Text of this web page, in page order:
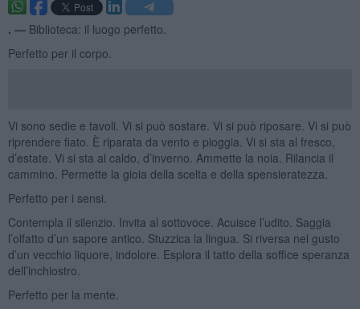
. — Biblioteca: il luogo perfetto.
Perfetto per il corpo.
Vi sono sedie e tavoli. Vi si può sostare. Vi si può riposare. Vi si può
riprendere fiato. È riparata da vento e pioggia. Vi si sta al fresco,
d’estate. Vi si sta al caldo, d’inverno. Ammette la noia. Rilancia il
cammino. Permette la gioia della scelta e della spensieratezza.
Perfetto per i sensi.
Contempla il silenzio. Invita al sottovoce. Acuisce l’udito. Saggia
l’olfatto d’un sapore antico. Stuzzica la lingua. Si riversa nel gusto
d’un vecchio liquore, indolore. Esplora il tatto della soffice speranza
dell’inchiostro.
Perfetto per la mente.